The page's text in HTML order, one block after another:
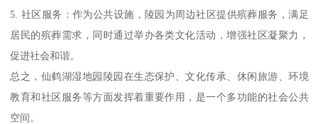
5. 社区服务：作为公共设施，陵园为周边社区提供殡葬服务，满足
居民的殡葬需求，同时通过举办各类文化活动，增强社区凝聚力，
促进社会和谐。
总之，仙鹤湖湿地园陵园在生态保护、文化传承、休闲旅游、环境
教育和社区服务等方面发挥着重要作用，是一个多功能的社会公共
空间。